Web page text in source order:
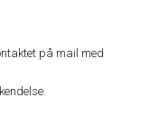
på mail med